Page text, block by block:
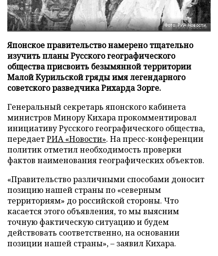
Фото: РИА Новости
Японское правительство намерено тщательно
изучить планы Русского географического
общества присвоить безымянной территории
Малой Курильской гряды имя легендарного
советского разведчика Рихарда Зорге.
Генеральный секретарь японского кабинета
министров Минору Кихара прокомментировал
инициативу Русского географического общества,
передаетРИА «Новости». На пресс-конференции
политик отметил необходимость проверки
фактов наименования географических объектов.
«Правительство различными способами доносит
позицию нашей страны по «северным
территориям» до российской стороны. Что
касается этого объявления, то мы выясним
точную фактическую ситуацию и будем
действовать соответственно, на основании
позиции нашей страны», – заявил Кихара.